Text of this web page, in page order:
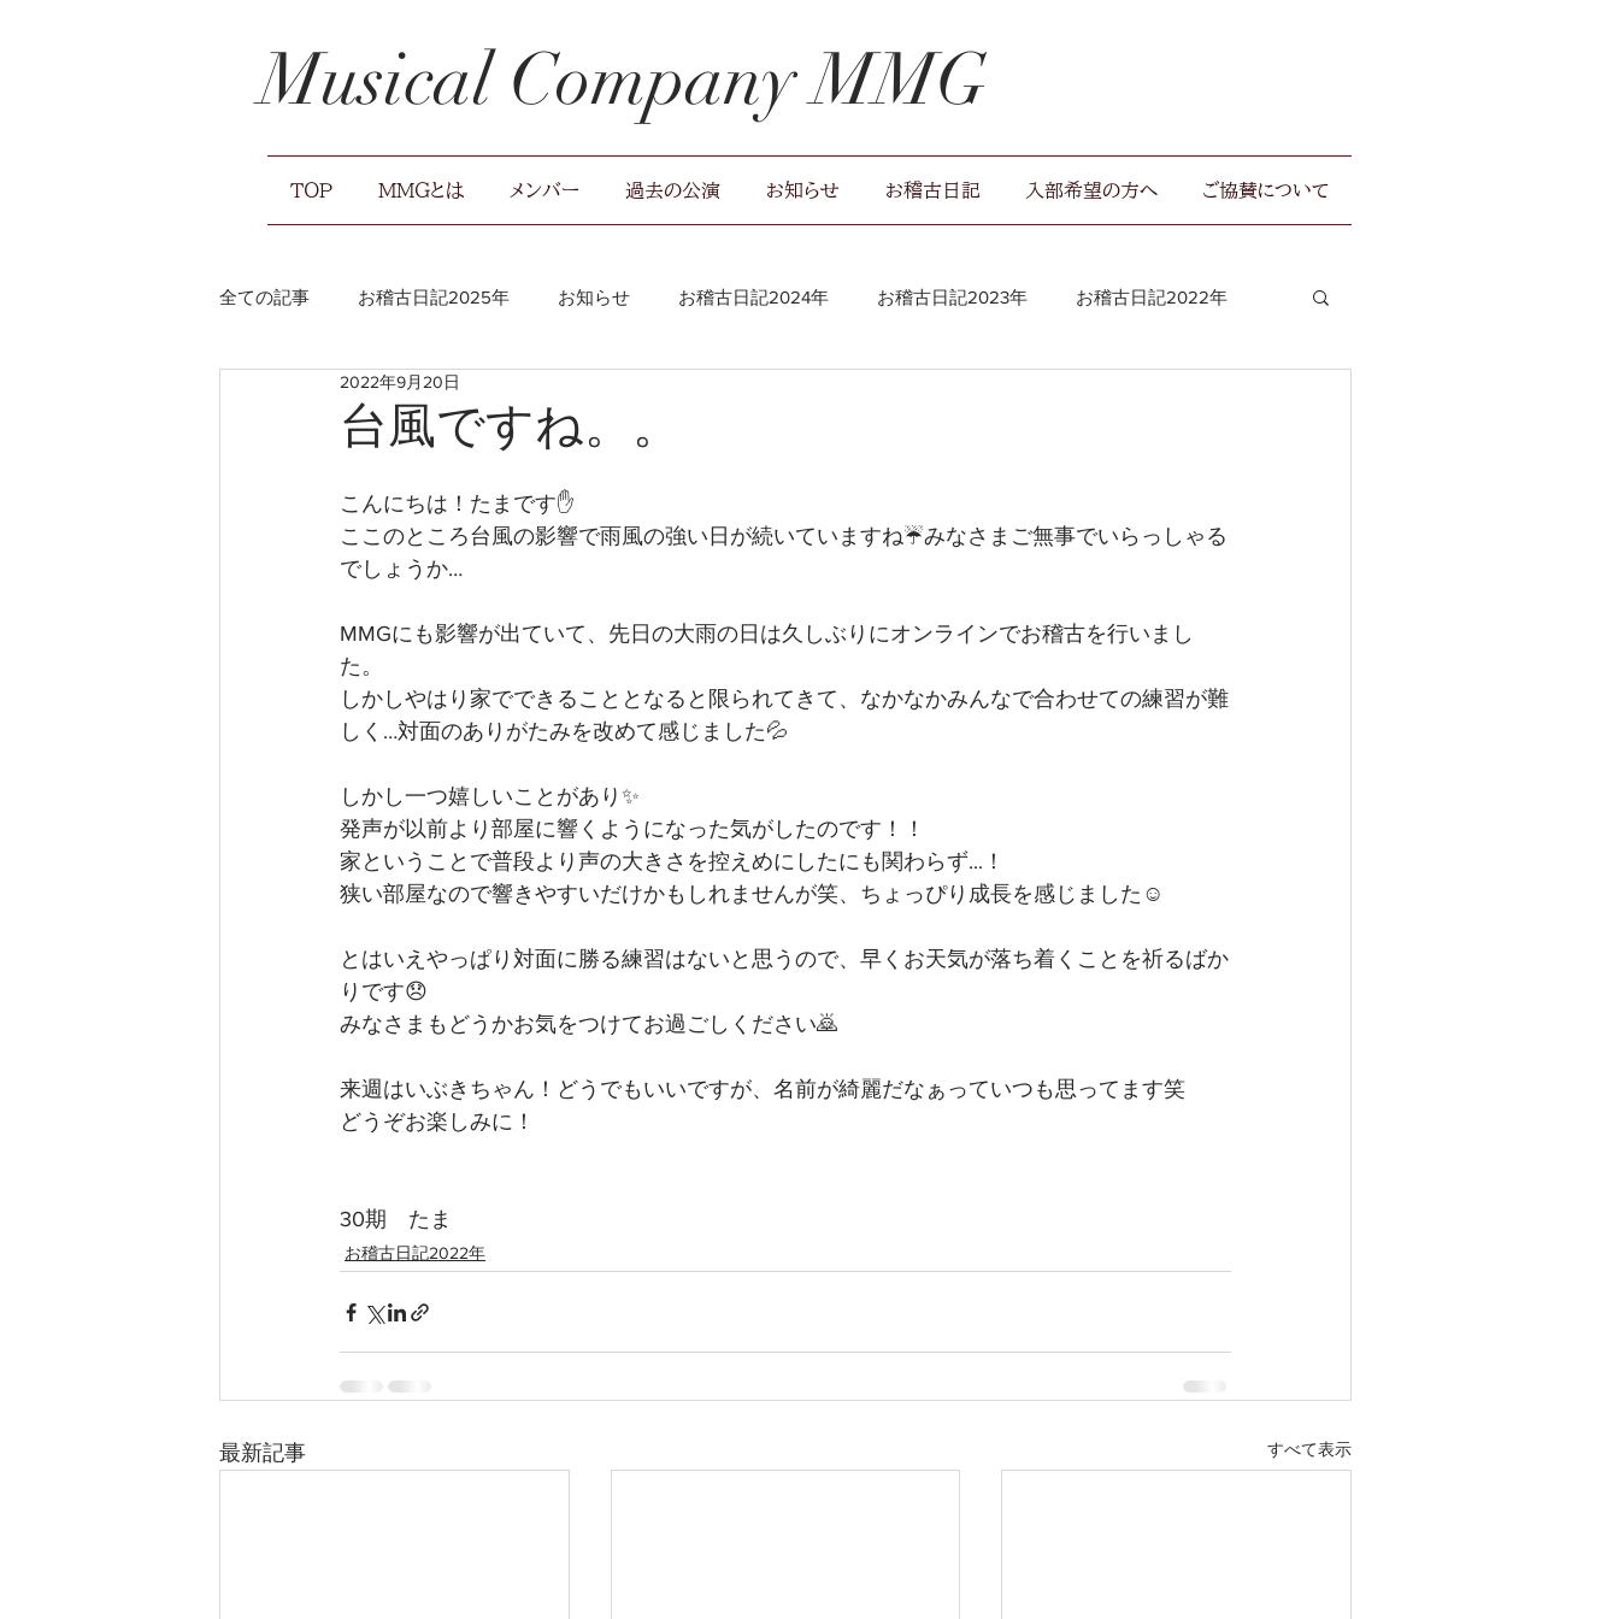
Musical Company MMG
TOP MMGとは メンバー 過去の公演 お知らせ お稽古日記 入部希望の方へ ご協賛について
全ての記事 お稽古日記2025年 お知らせ お稽古日記2024年 お稽古日記2023年 お稽古日記2022年
お稽古日記2021年
台風ですね。。
2022年9月20日
こんにちは！たまです✋
ここのところ台風の影響で雨風の強い日が続いていますね☔みなさまご無事でいらっしゃる
でしょうか…
MMGにも影響が出ていて、先日の大雨の日は久しぶりにオンラインでお稽古を行いまし
た。
しかしやはり家でできることとなると限られてきて、なかなかみんなで合わせての練習が難
しく…対面のありがたみを改めて感じました💦
しかし一つ嬉しいことがあり✨️
発声が以前より部屋に響くようになった気がしたのです！！
家ということで普段より声の大きさを控えめにしたにも関わらず...！
狭い部屋なので響きやすいだけかもしれませんが笑、ちょっぴり成長を感じました☺️
とはいえやっぱり対面に勝る練習はないと思うので、早くお天気が落ち着くことを祈るばか
りです😞
みなさまもどうかお気をつけてお過ごしください🙇
来週はいぶきちゃん！どうでもいいですが、名前が綺麗だなぁっていつも思ってます笑
どうぞお楽しみに！
30期　たま
お稽古日記2022年
最新記事 すべて表示